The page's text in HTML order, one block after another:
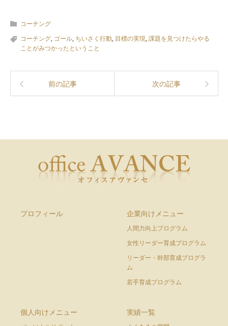
コーチング
コーチング, ゴール, ちいさく行動, 目標の実現,課題を見つけたらやる
ことがみつかったということ
前の記事 次の記事
プロフィール 企業向けメニュー
人間力向上プログラム
女性リーダー育成プログラム
リーダー・幹部育成プログラ
ム
若手育成プログラム
個人向けメニュー 実績一覧